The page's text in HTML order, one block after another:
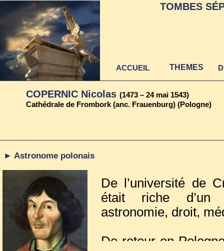
COPERNIC Nicolas (1473 – 24 mai 1543)
Cathédrale de Frombork (anc. Frauenburg) (Pologne)
► Astronome polonais
De l’université de
était riche d’un
astronomie, droit,
De retour en
TOMBES
ACCUEIL THEMES